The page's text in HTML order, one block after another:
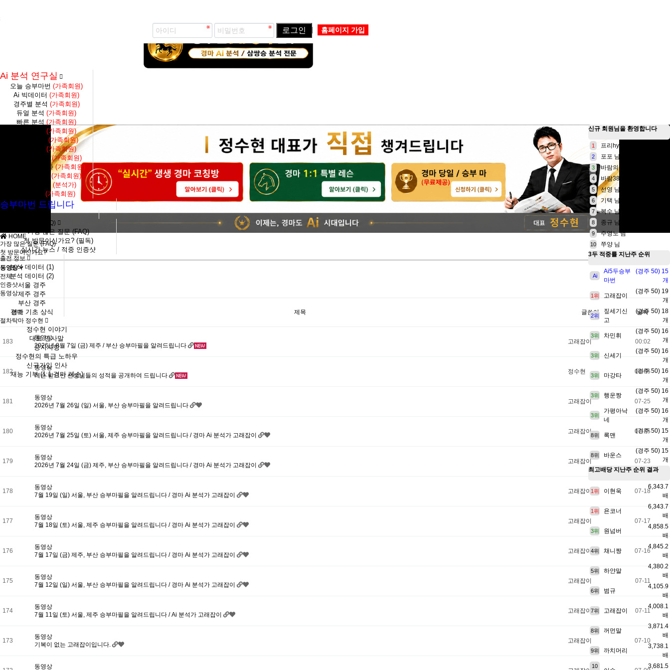
로그인 홈페이지 가입
Ai 분석 연구실
오늘 승부마번(가족회원)
Ai 빅데이터(가족회원)
경주별 분석 (가족회원)
듀얼 분석(가족회원)
빠른 분석(가족회원)
축마 분석(가족회원)
(가족회원)
토탈 분석(가족회원)
당일종합결과(가족회원)
대전수종합결과(가족회원)
S1F종합결과(가족회원)
대전수 분석(분석가)
단통분석(가족회원)
승부마번 드립니다
가장 많은 질문 (FAQ)
가장 많은 질문 (FAQ)
첫 방문이신가요? (필독)
실시간 뉴스 / 적중 인증샷
출전 정보
분석 데이터 (1)
분석 데이터 (2)
서울 경주
제주 경주
부산 경주
경마 기초 상식
절차탁마 정수현
정수현 이야기
대표 인사말
공지사항
정수현의 특급 노하우
신규가입 인사
재능 기부 (1:1 경마 레슨)
HOME
가장 많은 질문 (FAQ)
첫 방문이신가요?
동영상
전체
인증샷
동영상
번호 제목 글쓴이 날짜
183
동영상
2026년 8월 7일 (금) 제주 / 부산 승부마필을 알려드립니다
고래잡이 00:02
182
동영상
레슨 받으신 선생님들의 성적을 공개하여 드립니다
정수현 08-06
181
동영상
2026년 7월 26일 (일) 서울, 부산 승부마필을 알려드립니다
고래잡이 07-25
180
동영상
2026년 7월 25일 (토) 서울, 제주 승부마필을 알려드립니다 / 경마 Ai 분석가 고래잡이
고래잡이 07-25
179
동영상
2026년 7월 24일 (금) 제주, 부산 승부마필을 알려드립니다 / 경마 Ai 분석가 고래잡이
고래잡이 07-23
178
동영상
7월 19일 (일) 서울, 부산 승부마필을 알려드립니다 / 경마 Ai 분석가 고래잡이
고래잡이 07-18
177
동영상
7월 18일 (토) 서울, 제주 승부마필을 알려드립니다 / 경마 Ai 분석가 고래잡이
고래잡이 07-17
176
동영상
7월 17일 (금) 제주, 부산 승부마필을 알려드립니다 / 경마 Ai 분석가 고래잡이
고래잡이 07-16
175
동영상
7월 12일 (일) 서울, 부산 승부마필을 알려드립니다 / 경마 Ai 분석가 고래잡이
고래잡이 07-11
174
동영상
7월 11일 (토) 서울, 제주 승부마필을 알려드립니다 / Ai 분석가 고래잡이
고래잡이 07-11
173
동영상
기복이 없는 고래잡이입니다.
고래잡이 07-10
동영상
신규 회원님 을 환영합니다
1 프리hyun 님
2 포포 님
3 바람의아들 님
4 바람3828 님
5 선영 님
6 기택 님
7 복수 님
8 종규 님
9 주영노 님
10
쭈양 님
3두 적중률 지난주 순위
Ai
Ai5두승부
마번
(경주 50) 15
개
1위 고래잡이
(경주 50) 19
개
2위
짚세기신
고
(경주 50) 18
개
3위 차민휘
(경주 50) 16
개
3위 신세기
(경주 50) 16
개
3위 마강타
(경주 50) 16
개
3위 행운짱
(경주 50) 16
개
3위
가평아낙
네
(경주 50) 16
개
8위 록맨
(경주 50) 15
개
8위 바운스
(경주 50) 15
개
최고배당지난주 순위 결과
1위 이현욱
6,343.7
배
1위 욘코너
6,343.7
배
3위 원넘버
4,858.5
배
4위 채니짱
4,845.2
배
5위 하얀말
4,380.2
배
6위 범규
4,105.9
배
7위 고래잡이
4,008.1
배
8위 꺼먼말
3,871.4
배
9위 까치머리
3,738.1
배
10
3,681.5